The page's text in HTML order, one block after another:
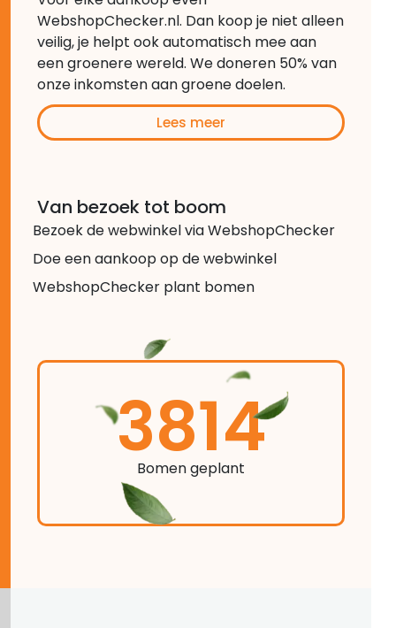
WebshopChecker.nl. Dan koop je niet alleen
veilig, je helpt ook automatisch mee aan
een groenere wereld. We doneren 50% van
onze inkomsten aan groene doelen.
Lees meer
Van bezoek tot boom
Bezoek de webwinkel via WebshopChecker
Doe een aankoop op de webwinkel
WebshopChecker plant bomen
3814
Bomen geplant